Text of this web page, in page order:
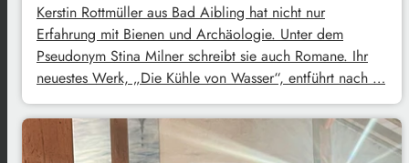
Kerstin Rottmüller aus Bad Aibling hat nicht nur
Erfahrung mit Bienen und Archäologie. Unter dem
Pseudonym Stina Milner schreibt sie auch Romane. Ihr
neuestes Werk, „Die Kühle von Wasser“, entführt nach …